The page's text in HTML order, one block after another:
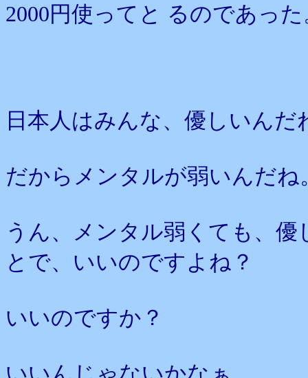
2000円使ってと るのであっ
日本人はみんな、優しいんだ
だからメンタルが弱いんだね
うん、メンタル弱くても、
とで、いいのですよね？
いいのですか？